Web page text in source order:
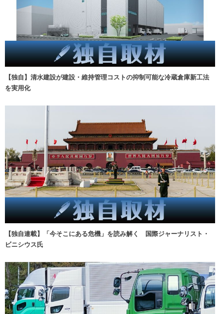
【独自】清水建設が建設・維持管理コストの抑制可能な冷蔵倉庫新工法
を実用化
【独自連載】「今そこにある危機」を読み解く 国際ジャーナリスト・
ビニシウス氏